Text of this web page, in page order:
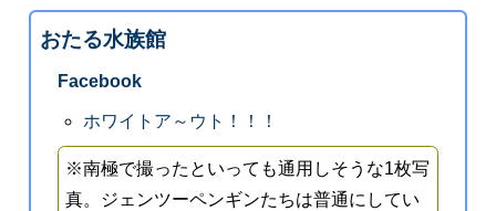
おたる水族館
Facebook
ホワイトア～ウト！！！
※南極で撮ったといっても通用しそうな1枚写
真。ジェンツーペンギンたちは普通にしてい